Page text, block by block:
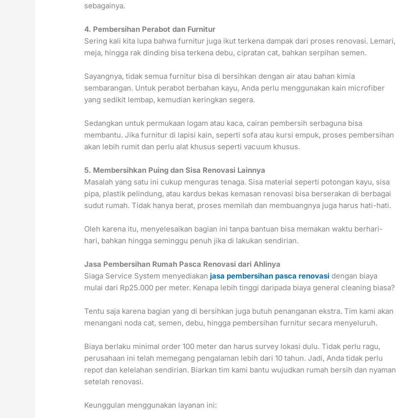
sebagainya.
4. Pembersihan Perabot dan Furnitur
Sering kali kita lupa bahwa furnitur juga ikut terkena dampak dari proses renovasi. Lemari,
meja, hingga rak dinding bisa terkena debu, cipratan cat, bahkan serpihan semen.
Sayangnya, tidak semua furnitur bisa di bersihkan dengan air atau bahan kimia
sembarangan. Untuk perabot berbahan kayu, Anda perlu menggunakan kain microfiber
yang sedikit lembap, kemudian keringkan segera.
Sedangkan untuk permukaan logam atau kaca, cairan pembersih serbaguna bisa
membantu. Jika furnitur di lapisi kain, seperti sofa atau kursi empuk, proses pembersihan
akan lebih rumit dan perlu alat khusus seperti vacuum khusus.
5. Membersihkan Puing dan Sisa Renovasi Lainnya
Masalah yang satu ini cukup menguras tenaga. Sisa material seperti potongan kayu, sisa
pipa, plastik pelindung, atau kardus bekas kemasan renovasi bisa berserakan di berbagai
sudut rumah. Tidak hanya berat, proses memilah dan membuangnya juga harus hati-hati.
Oleh karena itu, menyelesaikan bagian ini tanpa bantuan bisa memakan waktu berhari-
hari, bahkan hingga seminggu penuh jika di lakukan sendirian.
Jasa Pembersihan Rumah Pasca Renovasi dari Ahlinya
Siaga Service System menyediakanjasa pembersihan pasca renovasi dengan biaya
mulai dari Rp25.000 per meter. Kenapa lebih tinggi daripada biaya general cleaning biasa?
Tentu saja karena bagian yang di bersihkan juga butuh penanganan ekstra. Tim kami akan
menangani noda cat, semen, debu, hingga pembersihan furnitur secara menyeluruh.
Biaya berlaku minimal order 100 meter dan harus survey lokasi dulu. Tidak perlu ragu,
perusahaan ini telah memegang pengalaman lebih dari 10 tahun. Jadi, Anda tidak perlu
repot dan kelelahan sendirian. Biarkan tim kami bantu wujudkan rumah bersih dan nyaman
setelah renovasi.
Keunggulan menggunakan layanan ini: